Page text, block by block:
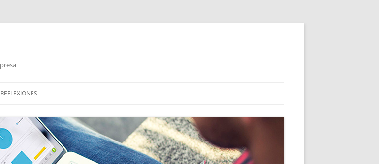
REFLEXIONES